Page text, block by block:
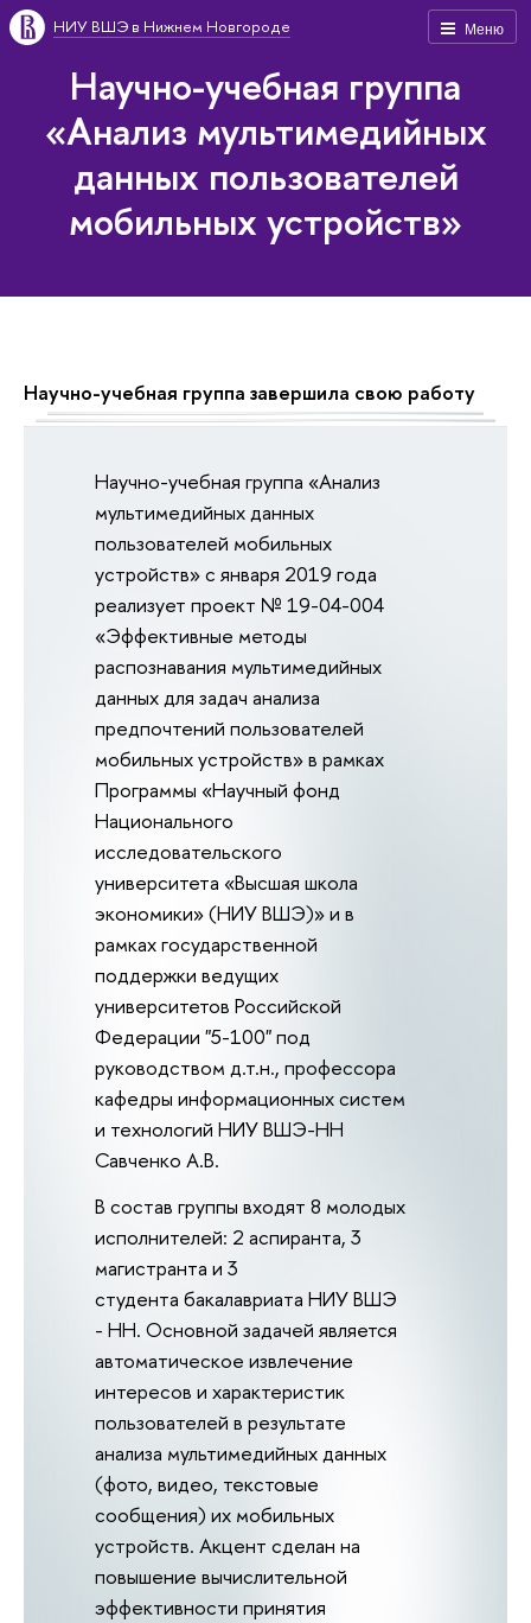
Меню
НИУ ВШЭ в Нижнем Новгороде
Научно-учебная группа
«Анализ мультимедийных
данных пользователей
мобильных устройств»
Научно-учебная группа завершила свою работу
Научно-учебная группа «Анализ
мультимедийных данных
пользователей мобильных
устройств» с января 2019 года
реализует проект № 19-04-004
«Эффективные методы
распознавания мультимедийных
данных для задач анализа
предпочтений пользователей
мобильных устройств» в рамках
Программы «Научный фонд
Национального
исследовательского
университета «Высшая школа
экономики» (НИУ ВШЭ)» и в
рамках государственной
поддержки ведущих
университетов Российской
Федерации "5-100" под
руководством д.т.н., профессора
кафедры информационных систем
и технологий НИУ ВШЭ-НН
Савченко А.В.
В состав группы входят 8 молодых
исполнителей: 2 аспиранта, 3
магистранта и 3
студента бакалавриата НИУ ВШЭ
- НН. Основной задачей является
автоматическое извлечение
интересов и характеристик
пользователей в результате
анализа мультимедийных данных
(фото, видео, текстовые
сообщения) их мобильных
устройств. Акцент сделан на
повышение вычислительной
эффективности принятия